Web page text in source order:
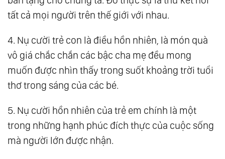
tất cả mọi người trên thế giới với nhau.
4. Nụ cười trẻ con là điều hồn nhiên, là món quà
vô giá chắc chắn các bậc cha mẹ đều mong
muốn được nhìn thấy trong suốt khoảng trời tuổi
thơ trong sáng của các bé.
5. Nụ cười hồn nhiên của trẻ em chính là một
trong những hạnh phúc đích thực của cuộc sống
mà người lớn được nhận.